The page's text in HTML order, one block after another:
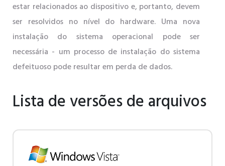
estar relacionados ao dispositivo e, portanto, devem
ser resolvidos no nível do hardware. Uma nova
instalação do sistema operacional pode ser
necessária - um processo de instalação do sistema
defeituoso pode resultar em perda de dados.
Lista de versões de arquivos